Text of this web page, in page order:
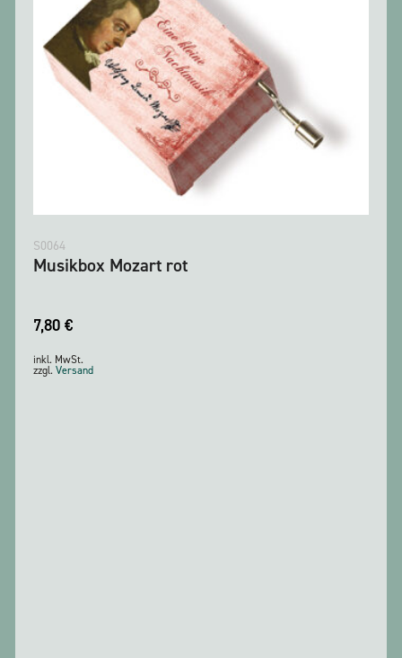
S0064
Musikbox Mozart rot
7,80 €
inkl. MwSt.
zzgl. Versand